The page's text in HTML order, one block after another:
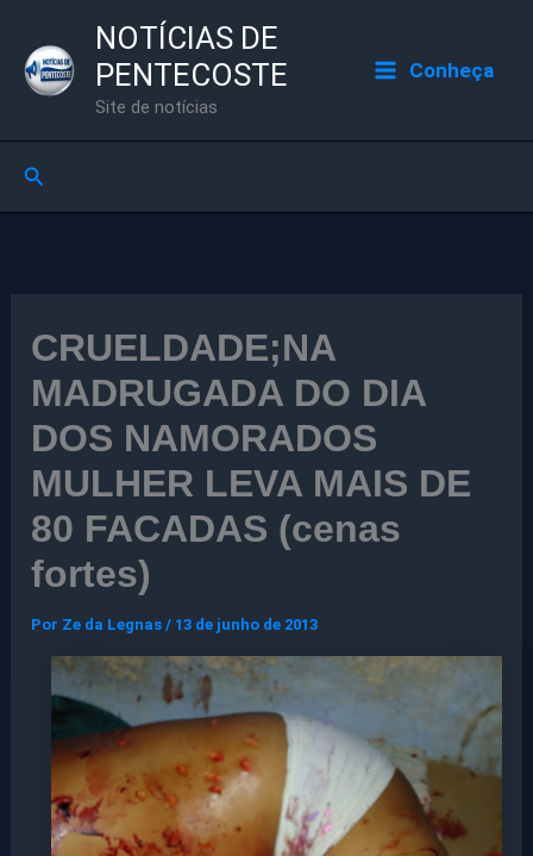
para
NOTÍCIAS DE
PENTECOSTE
Site de notícias
Conheça
Pesquisar
CRUELDADE;NA
MADRUGADA DO DIA
DOS NAMORADOS
MULHER LEVA MAIS DE
80 FACADAS (cenas
fortes)
Por Ze da Legnas/ 13 de junho de 2013